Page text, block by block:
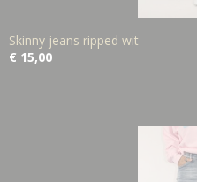
Skinny jeans ripped wit
€ 15,00